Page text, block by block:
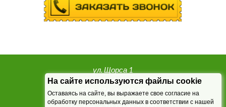
ул. Щорса 1
т. (4722) 54-11-54, 380-980,
500-676, 36-43-20
На сайте используются файлы cookie
Оставаясь на сайте, вы выражаете свое согласие на
обработку персональных данных в соответствии с нашей